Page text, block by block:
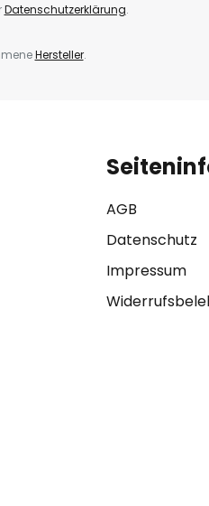
Datenschutzerklärung.
Hersteller.
AGB
Datenschutz
Impressum